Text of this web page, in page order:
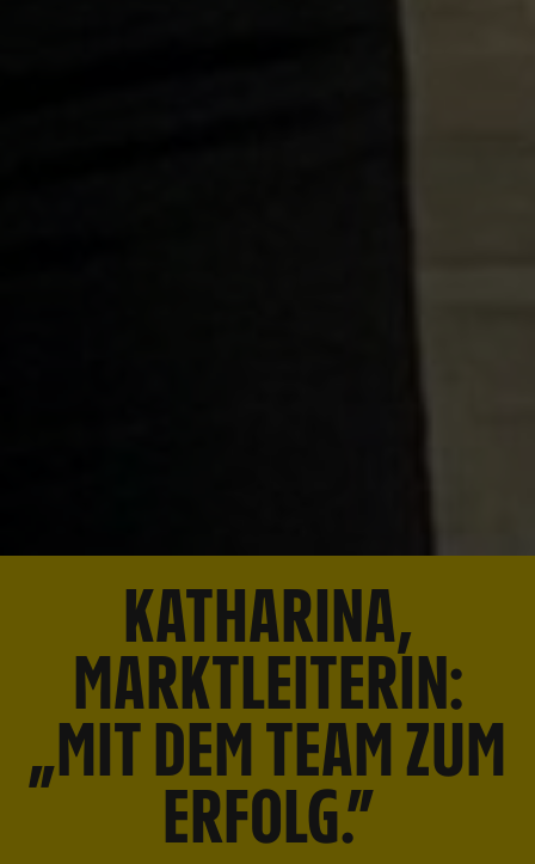
KATHARINA,
MARKTLEITERIN:
„MIT DEM TEAM ZUM
ERFOLG.”